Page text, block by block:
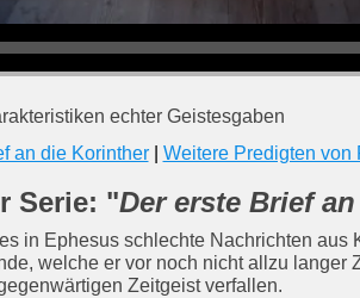
echter Geistesgaben
an die Korinther| Weitere Predigten von
Serie: "Der erste Brief
in Ephesus schlechte Nachrichten aus
welche er vor noch nicht allzu langer
Zeitgeist verfallen.